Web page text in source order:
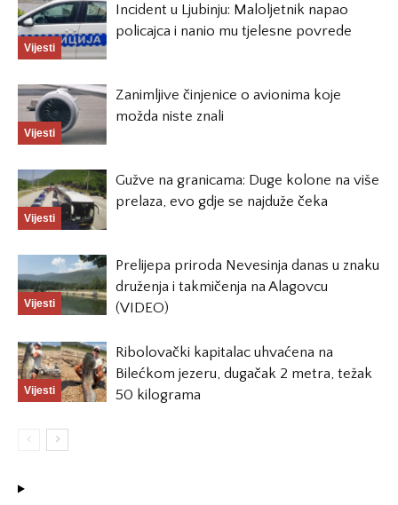
Vijesti
Incident u Ljubinju: Maloljetnik napao
policajca i nanio mu tjelesne povrede
Vijesti
Zanimljive činjenice o avionima koje
možda niste znali
Vijesti
Gužve na granicama: Duge kolone na više
prelaza, evo gdje se najduže čeka
Vijesti
Prelijepa priroda Nevesinja danas u znaku
druženja i takmičenja na Alagovcu
(VIDEO)
Vijesti
Ribolovački kapitalac uhvaćena na
Bilećkom jezeru, dugačak 2 metra, težak
50 kilograma